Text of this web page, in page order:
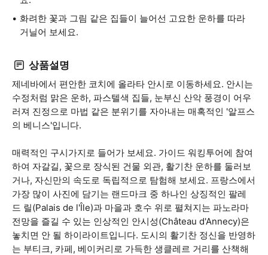
화려한 꽃과 그림 같은 집들이 늘어선 고요한 운하를 따라
거닐어 보세요.
상품설명
제네바에서 편안한 코치에 올라타 안시로 이동하세요. 안시는
수정처럼 맑은 운하, 파스텔색 집들, 눈부신 산악 풍경이 어우
러져 진정으로 마법 같은 분위기를 자아내는 매혹적인 '알프스
의 베니스'입니다.
매력적인 구시가지로 들어가 보세요. 가이드 워킹투어에 참여
하여 자갈길, 꽃으로 장식된 건물 외관, 활기찬 운하를 둘러보
거나, 자신만의 속도로 독립적으로 탐험해 보세요. 프랑스에서
가장 많이 사진에 담기는 랜드마크 중 하나인 상징적인 팔레
드 릴(Palais de l'Île)과 마을과 호수 위로 펼쳐지는 파노라마
전망을 즐길 수 있는 인상적인 안시성(Château d'Annecy)은
놓치면 안 될 하이라이트입니다. 도시의 활기찬 정신을 반영하
는 부티크, 카페, 베이커리로 가득한 생클레르 거리를 산책해